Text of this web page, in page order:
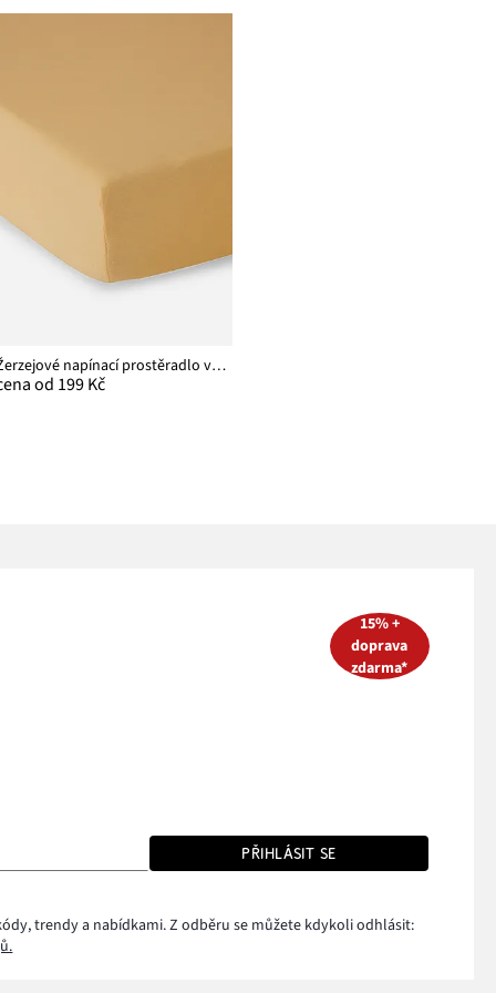
Žerzejové napínací prostěradlo v jarních barvách
od 199 Kč
15% +
doprava
zdarma*
PŘIHLÁSIT SE
trendy a nabídkami. Z odběru se můžete kdykoli odhlásit: